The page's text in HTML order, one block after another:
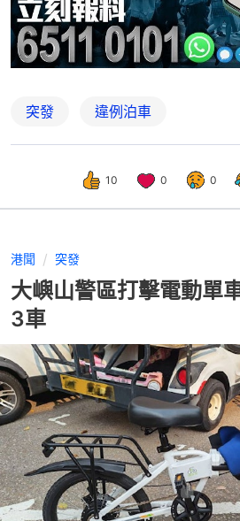
突發 違例泊車
10 0 0
港聞 突發
大嶼山警區打擊電動單
3車